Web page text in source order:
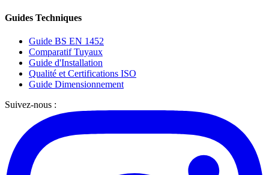
Guides Techniques
Guide BS EN 1452
Comparatif Tuyaux
Guide d'Installation
Qualité et Certifications ISO
Guide Dimensionnement
Suivez-nous :